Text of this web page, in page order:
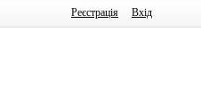
Реєстрація Вхід